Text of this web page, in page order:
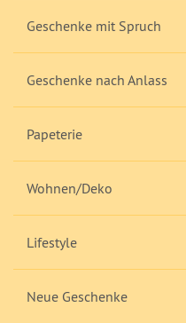
Geschenke mit Spruch
Geschenke nach Anlass
Papeterie
Wohnen/Deko
Lifestyle
Neue Geschenke